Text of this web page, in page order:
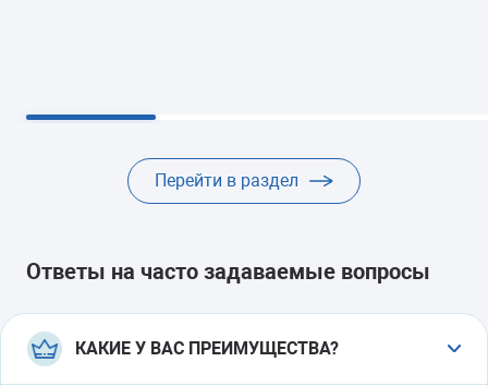
Перейти в раздел
Ответы на часто задаваемые вопросы
КАКИЕ У ВАС ПРЕИМУЩЕСТВА?